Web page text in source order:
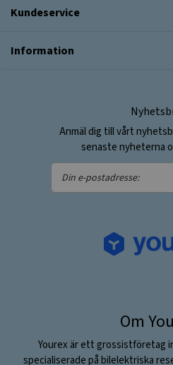
Kundeservice
Information
Anmäl dig till vårt
senaste nyheterna
Din
e-
Om
Yourex är ett grossistföretag
specialiserade på bilelektriska